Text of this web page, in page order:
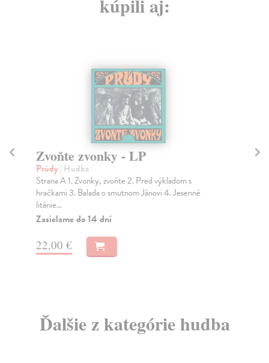
kúpili aj:
Zvoňte zvonky - LP
Prúdy| Hudba
Strana A 1. Zvonky, zvoňte 2. Pred výkladom s
hračkami 3. Balada o smutnom Jánovi 4. Jesenné
litánie...
Zasielame do 14 dní
22,00 €
Ďalšie z kategórie hudba